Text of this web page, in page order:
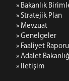
» Bakanlık
» Stratejik Plan
» Mevzuat
» Genelgeler
» Faaliyet Raporu
» Adalet
» İletişim